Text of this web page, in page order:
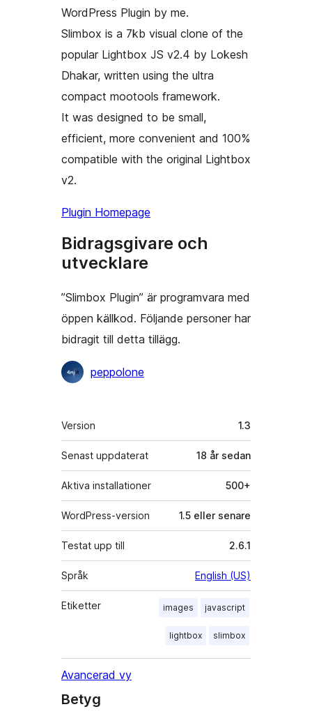
WordPress Plugin by me.
Slimbox is a 7kb visual clone of the
popular Lightbox JS v2.4 by Lokesh
Dhakar, written using the ultra
compact mootools framework.
It was designed to be small,
efficient, more convenient and 100%
compatible with the original Lightbox
v2.
Plugin Homepage
Bidragsgivare och
utvecklare
”Slimbox Plugin” är programvara med
öppen källkod. Följande personer har
bidragit till detta tillägg.
Bidragande
peppolone
Meta
Version 1.3
Senast uppdaterat 18 år sedan
Aktiva installationer 500+
WordPress-version 1.5 eller senare
Testat upp till 2.6.1
Språk English (US)
Etiketter images javascript
lightbox slimbox
Avancerad vy
Betyg